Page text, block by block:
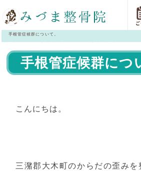
手根管症候群について。
手根管症候群につ
こんにちは。
三潴郡大木町のからだの歪み